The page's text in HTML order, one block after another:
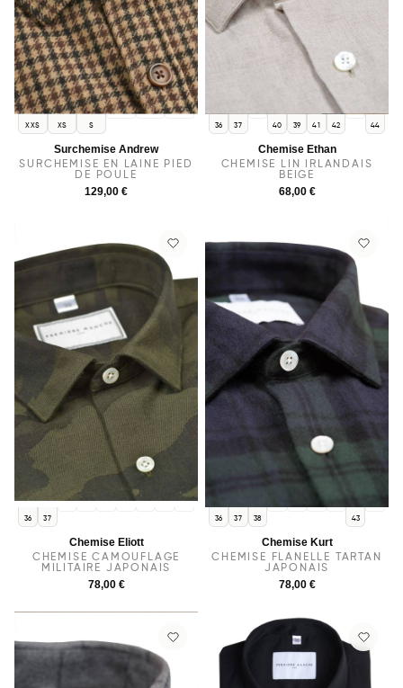
XXS XS S
M L XL
Surchemise Andrew
SURCHEMISE EN LAINE PIED
DE POULE
129,00 €
36 37 40 39 41 42 44
Chemise Ethan
CHEMISE LIN IRLANDAIS
BEIGE
68,00 €
36 37
Chemise Eliott
CHEMISE CAMOUFLAGE
MILITAIRE JAPONAIS
78,00 €
36 37 38 43
Chemise Kurt
CHEMISE FLANELLE TARTAN
JAPONAIS
78,00 €